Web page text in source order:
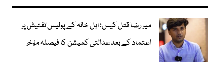
میر رضا قتل کیس؛ اہل خانہ کے پولیس تفتیش پر
اعتماد کے بعد عدالتی کمیشن کا فیصلہ مؤخر